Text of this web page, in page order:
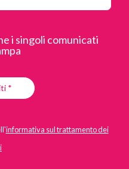
i singoli comunicati
*
informativa sul trattamento dei